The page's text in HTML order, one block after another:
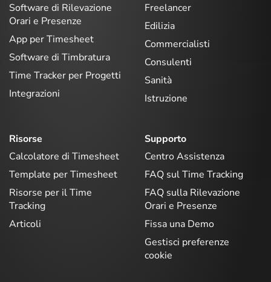
Software di Rilevazione
Orari e Presenze
App per Timesheet
Software di Timbratura
Time Tracker per Progetti
Integrazioni
Freelancer
Edilizia
Commercialisti
Consulenti
Sanità
Istruzione
Risorse
Calcolatore di Timesheet
Template per Timesheet
Risorse per il Time
Tracking
Articoli
Supporto
Centro Assistenza
FAQ sul Time Tracking
FAQ sulla Rilevazione
Orari e Presenze
Fissa una Demo
Gestisci preferenze
cookie